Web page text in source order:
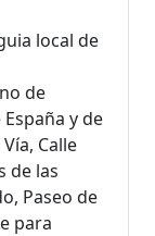
local de
de
España y de
Calle
de las
Paseo de
para